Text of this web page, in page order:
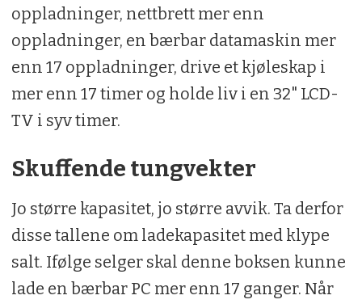
oppladninger, nettbrett mer enn
oppladninger, en bærbar datamaskin mer
enn 17 oppladninger, drive et kjøleskap i
mer enn 17 timer og holde liv i en 32" LCD-
TV i syv timer.
Skuffende tungvekter
Jo større kapasitet, jo større avvik. Ta derfor
disse tallene om ladekapasitet med klype
salt. Ifølge selger skal denne boksen kunne
lade en bærbar PC mer enn 17 ganger. Når